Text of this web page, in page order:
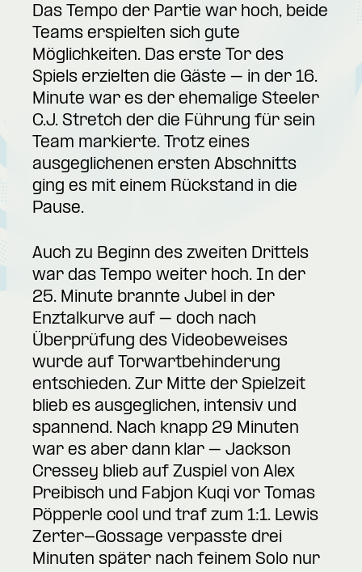
Das Tempo der Partie war hoch, beide
Teams erspielten sich gute
Möglichkeiten. Das erste Tor des
Spiels erzielten die Gäste – in der 16.
Minute war es der ehemalige Steeler
C.J. Stretch der die Führung für sein
Team markierte. Trotz eines
ausgeglichenen ersten Abschnitts
ging es mit einem Rückstand in die
Pause.
Auch zu Beginn des zweiten Drittels
war das Tempo weiter hoch. In der
25. Minute brannte Jubel in der
Enztalkurve auf – doch nach
Überprüfung des Videobeweises
wurde auf Torwartbehinderung
entschieden. Zur Mitte der Spielzeit
blieb es ausgeglichen, intensiv und
spannend. Nach knapp 29 Minuten
war es aber dann klar – Jackson
Cressey blieb auf Zuspiel von Alex
Preibisch und Fabjon Kuqi vor Tomas
Pöpperle cool und traf zum 1:1. Lewis
Zerter-Gossage verpasste drei
Minuten später nach feinem Solo nur